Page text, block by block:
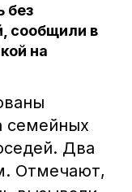
без
сообщили в
на
семейных
Два
Отмечают,